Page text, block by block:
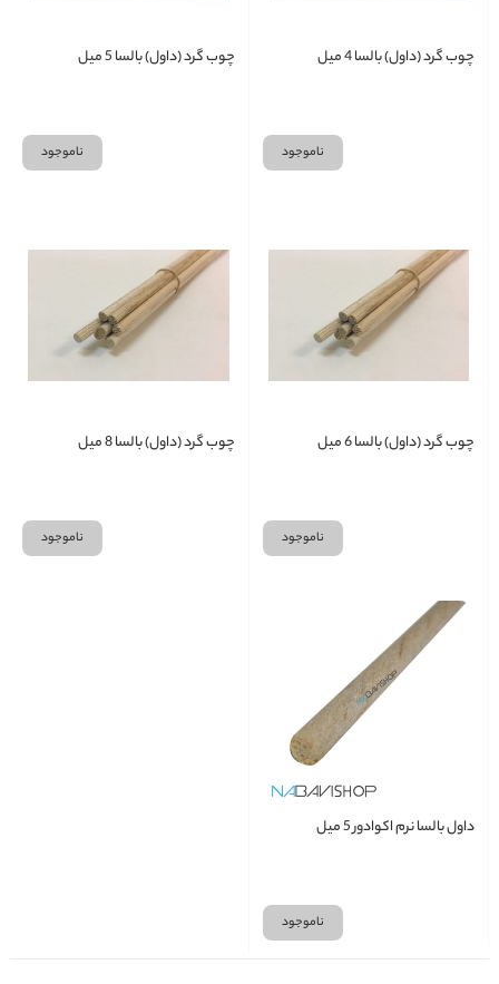
چوب گرد (داول) بالسا 4 میل
ناموجود
چوب گرد (داول) بالسا 5 میل
ناموجود
چوب گرد (داول) بالسا 6 میل
ناموجود
چوب گرد (داول) بالسا 8 میل
ناموجود
داول بالسا نرم اکوادور 5 میل
ناموجود